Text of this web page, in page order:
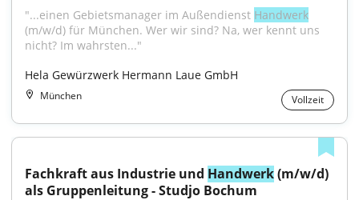
"...einen Gebietsmanager im Außendienst Handwerk
(m/w/d) für München. Wer wir sind? Na, wer kennt uns
nicht? Im wahrsten..."
Hela Gewürzwerk Hermann Laue GmbH
München Vollzeit
Fachkraft aus Industrie und Handwerk (m/w/d)
als Gruppenleitung - Studjo Bochum